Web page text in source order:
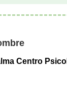
Centro